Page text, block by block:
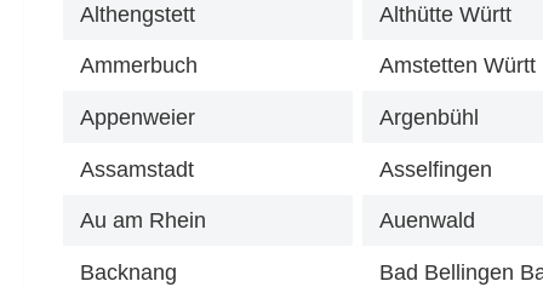
Althengstett Althütte Württ
Ammerbuch Amstetten Württ
Appenweier Argenbühl
Assamstadt Asselfingen
Au am Rhein Auenwald
Backnang Bad Bellingen